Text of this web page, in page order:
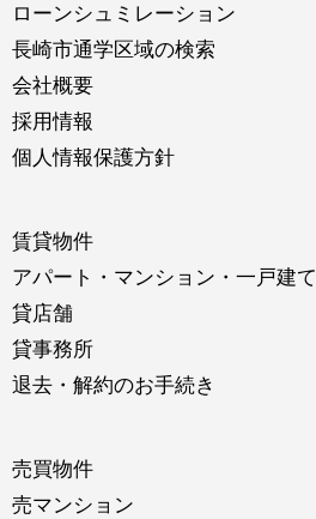
ローンシュミレーション
長崎市通学区域の検索
会社概要
採用情報
個人情報保護方針
賃貸物件
アパート・マンション・一戸建て
貸店舗
貸事務所
退去・解約のお手続き
売買物件
売マンション